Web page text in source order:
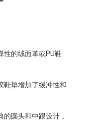
性的绒面革或PU鞋
鞋垫增加了缓冲性和
圆头和中跟设计，